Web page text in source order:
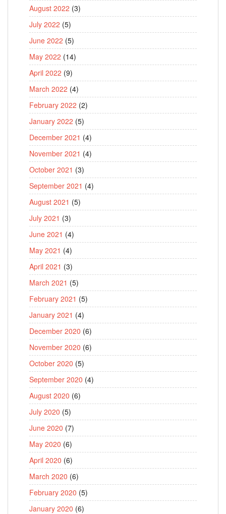
August 2022 (3)
July 2022 (5)
June 2022 (5)
May 2022 (14)
April 2022 (9)
March 2022 (4)
February 2022 (2)
January 2022 (5)
December 2021 (4)
November 2021 (4)
October 2021 (3)
September 2021 (4)
August 2021 (5)
July 2021 (3)
June 2021 (4)
May 2021 (4)
April 2021 (3)
March 2021 (5)
February 2021 (5)
January 2021 (4)
December 2020 (6)
November 2020 (6)
October 2020 (5)
September 2020 (4)
August 2020 (6)
July 2020 (5)
June 2020 (7)
May 2020 (6)
April 2020 (6)
March 2020 (6)
February 2020 (5)
January 2020 (6)